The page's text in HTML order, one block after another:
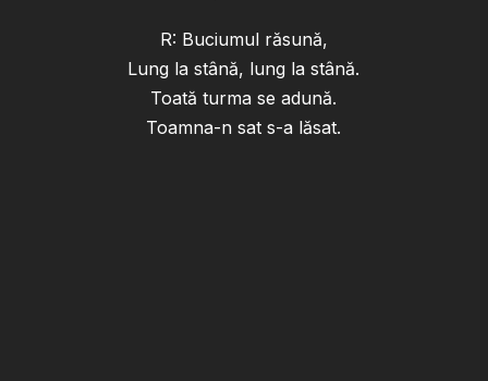
R: Buciumul răsună,
Lung la stână, lung la stână.
Toată turma se adună.
Toamna-n sat s-a lăsat.